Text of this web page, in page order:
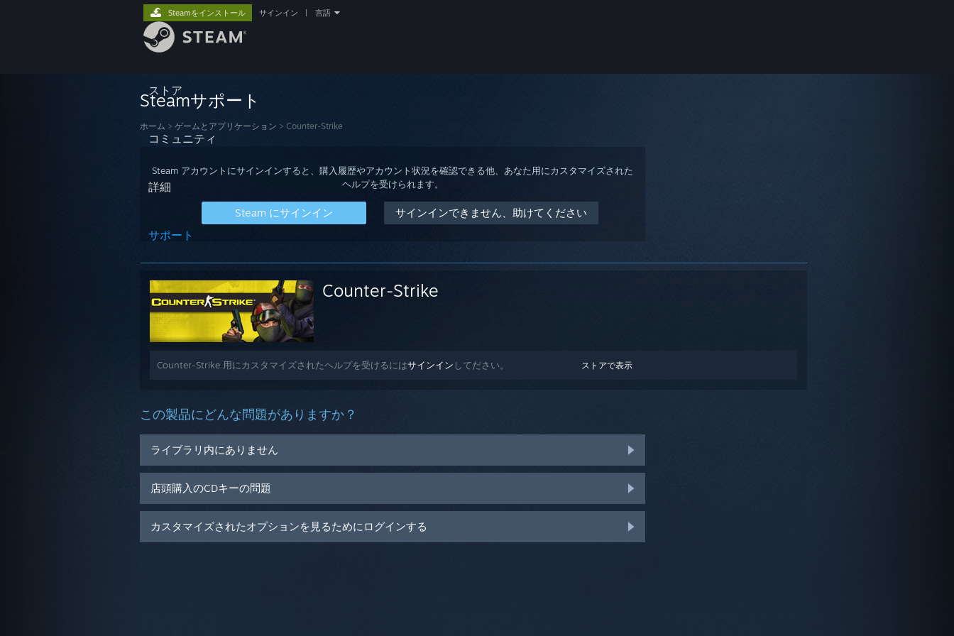
ストア
コミュニティ
詳細
サポート
Steamをインストール サインイン 言語
Steamサポート
ホーム > ゲームとアプリケーション > Counter-Strike
Steam アカウントにサインインすると、購入履歴やアカウント状況を確認できる他、あなた用にカスタマイズされた
ヘルプを受けられます。
Steam にサインイン サインインできません、助けてください
Counter-Strike
ストアで表示
Counter-Strike 用にカスタマイズされたヘルプを受けるにはサインイン してださい。
この製品にどんな問題がありますか？
ライブラリ内にありません
店頭購入のCDキーの問題
カスタマイズされたオプションを見るためにログインする